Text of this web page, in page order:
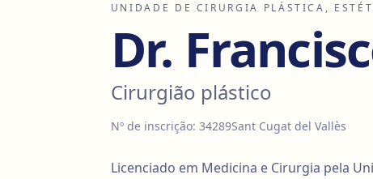
UNIDADE DE CIRURGIA PLÁSTICA,
Dr.
Cirurgião plástico
Nº de inscrição: 34289Sant Cugat del Vallès
Licenciado em Medicina e Cirurgia pela